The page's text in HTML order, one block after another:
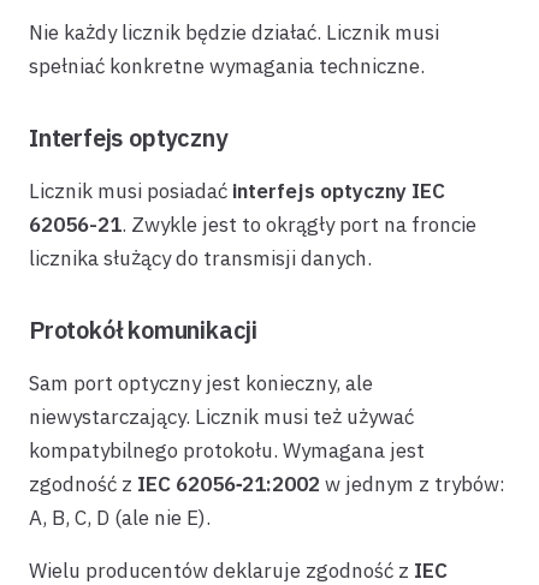
Nie każdy licznik będzie działać. Licznik musi
spełniać konkretne wymagania techniczne.
Interfejs optyczny
Licznik musi posiadać interfejs optyczny IEC
62056-21. Zwykle jest to okrągły port na froncie
licznika służący do transmisji danych.
Protokół komunikacji
Sam port optyczny jest konieczny, ale
niewystarczający. Licznik musi też używać
kompatybilnego protokołu. Wymagana jest
zgodność z IEC 62056‑21:2002 w jednym z trybów:
A, B, C, D (ale nie E).
Wielu producentów deklaruje zgodność z IEC